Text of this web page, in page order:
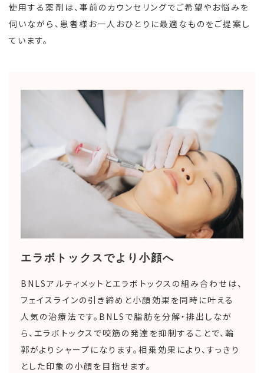
使用する薬剤は、事前のカウンセリングでご希望やお悩みを
伺いながら、患者様お一人おひとりに最適なものをご提案し
ています。
エラボトックスでより小顔へ
BNLSアルティメットとエラボトックスの組み合わせは、
フェイスラインの引き締めと小顔効果を同時に叶える
人気の治療法です。BNLSで脂肪を分解・排出しなが
ら、エラボトックスで咬筋の発達を抑制することで、輪
郭がよりシャープになります。相乗効果により、すっきり
とした印象の小顔を目指せます。